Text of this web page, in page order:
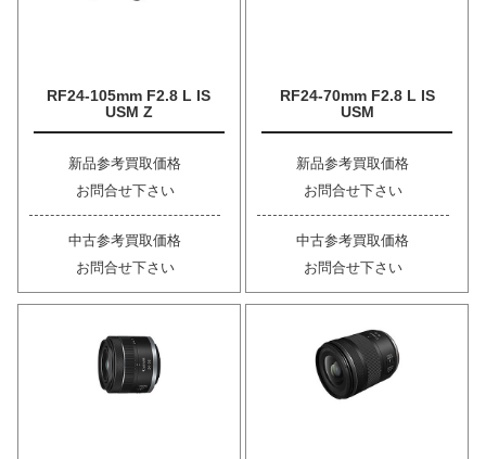
RF24-105mm F2.8 L IS
USM Z
新品参考買取価格
お問合せ下さい
中古参考買取価格
お問合せ下さい
RF24-70mm F2.8 L IS
USM
新品参考買取価格
お問合せ下さい
中古参考買取価格
お問合せ下さい